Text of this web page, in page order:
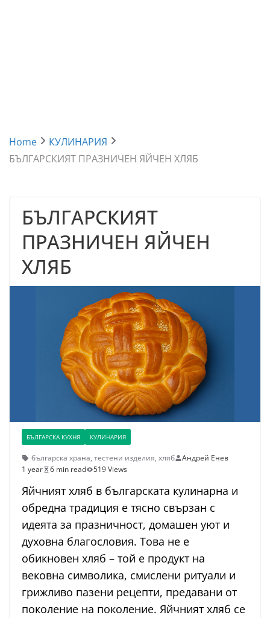
Home
КУЛИНАРИЯ
БЪЛГАРСКИЯТ ПРАЗНИЧЕН ЯЙЧЕН ХЛЯБ
БЪЛГАРСКИЯТ
ПРАЗНИЧЕН ЯЙЧЕН
ХЛЯБ
БЪЛГАРСКА КУХНЯ КУЛИНАРИЯ
българска храна, тестени изделия, хляб
Андрей Енев
1 year
6 min read 519 Views
Яйчният хляб в българската кулинарна и
обредна традиция е тясно свързан с
идеята за празничност, домашен уют и
духовна благословия. Това не е
обикновен хляб – той е продукт на
вековна символика, смислени ритуали и
грижливо пазени рецепти, предавани от
поколение на поколение. Яйчният хляб се